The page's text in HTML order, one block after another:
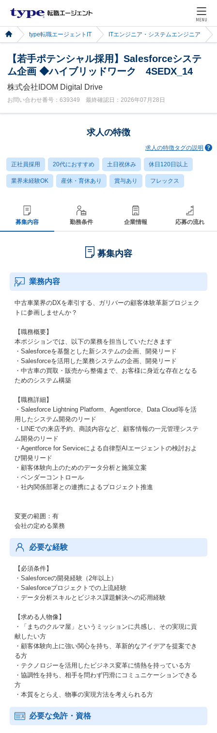
MENU
type転職エージェントIT ITエンジニア・システムエンジニア
【若手ポテンシャル採用】Salesforceシステ
ム企画 ◆ハイブリッドワーク 4SEDX_14
株式会社IDOM Digital Drive
お問い合わせ番号：639349 最終確認日：2026年07月28日
求人の特徴
求人の特徴タグの説明
正社員採用 20代におすすめ 土日祝休み 休日120日以上
業界未経験OK 産休・育休あり 賞与あり フレックス
募集内容 勤務条件 企業情報 応募の流れ
募集内容
業務内容
中古車業界のDXを牽引する、ガリバーの顧客体験革新プロジェク
トに参画しませんか？
【職務概要】
本ポジションでは、以下の業務を担当していただきます
・Salesforceを基盤とした新システムの企画、開発リード
・Salesforceを活用した業務システムの企画、開発リード
・中古車の買取・販売から整備まで、お客様に身近な存在となる
ためのシステム構築
【職務詳細】
・Salesforce Lightning Platform、Agentforce、Data Cloud等を活
用したシステム開発のリード
・LINEでの来店予約、商談内容など、顧客情報の一元管理システ
ム開発のリード
・Agentforce for Serviceによる自律型AIエージェントの検討およ
び開発リード
・顧客体験向上のためのデータ分析と施策立案
・ベンダーコントロール
・社内関係部署との連携によるプロジェクト推進
変更の範囲：有
会社の定める業務
必要な経験
【必須条件】
・Salesforceの開発経験（2年以上）
・Salesforceプロジェクトでの上流経験
・データ分析スキルとビジネス課題解決への応用経験
【求める人物像】
・「まちのクルマ屋」というミッションに共感し、その実現に貢
献したい方
・顧客体験向上に強い関心を持ち、革新的なアイデアを提案でき
る方
・テクノロジーを活用したビジネス変革に情熱を持っている方
・協調性を持ち、相手を問わず円滑にコミュニケーションできる
方
・本質をとらえ、物事の実現方法を考えられる方
必要な免許・資格